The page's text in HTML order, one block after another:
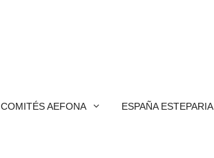
COMITÉS AEFONA ESPAÑA ESTEPARIA